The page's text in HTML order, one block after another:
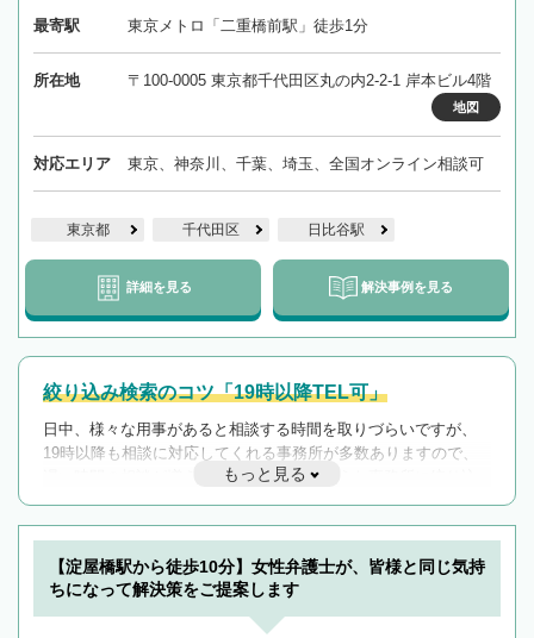
最寄駅 東京メトロ「二重橋前駅」徒歩1分
所在地 〒100-0005 東京都千代田区丸の内2-2-1 岸本ビル4階
地図
対応エリア 東京、神奈川、千葉、埼玉、全国オンライン相談可
東京都 千代田区 日比谷駅
詳細を見る 解決事例を見る
絞り込み検索のコツ「19時以降TEL可」
日中、様々な用事があると相談する時間を取りづらいですが、
19時以降も相談に対応してくれる事務所が多数ありますので、
遅い時間の相談が増えそうな場合はそのような事務所に絞り込
んで検索してみましょう。
19時以降TEL可の条件
を加えて再検索
もっと見る
【淀屋橋駅から徒歩10分】女性弁護士が、皆様と同じ気持
ちになって解決策をご提案します